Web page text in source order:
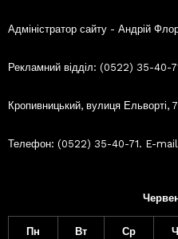
Адміністратор сайту - Андрій
Рекламний відділ: (0522) 35-40-
Кропивницький, вулиця Ельворті,
Телефон: (0522) 35-40-71. E-
Пн Вт Ср